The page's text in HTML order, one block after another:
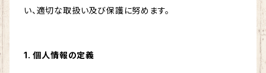
い、適切な取扱い及び保護に努めます。
1. 個人情報の定義